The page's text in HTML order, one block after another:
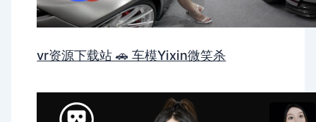
vr资源下载站 🚗 车模Yixin微笑杀